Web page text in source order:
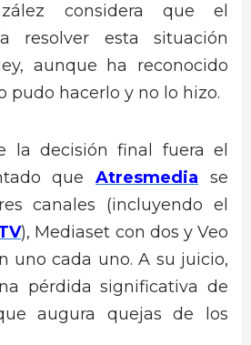
considera que el
resolver esta situación
aunque ha reconocido
pudo hacerlo y no lo hizo.
la decisión final fuera el
queAtresmedia se
canales (incluyendo el
), Mediaset con dos y Veo
uno cada uno. A su juicio,
pérdida significativa de
augura quejas de los